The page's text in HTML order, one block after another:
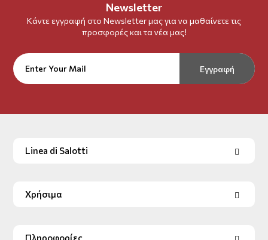
Newsletter
Κάντε εγγραφή στο Newsletter μας για να μαθαίνετε τις
προσφορές και τα νέα μας!
Εγγραφή
Linea di Salotti
Χρήσιμα
Πληροφορίες